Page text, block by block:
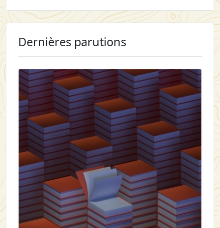
Dernières parutions